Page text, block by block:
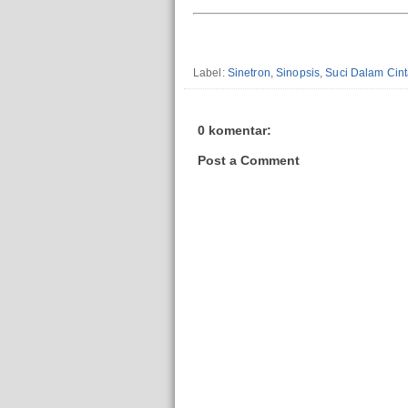
Label: Sinetron ,Sinopsis ,Suci Dalam
0 komentar:
Post a Comment